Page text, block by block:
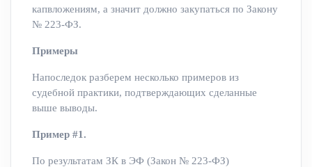
капвложениям, а значит должно закупаться по Закону
№ 223-ФЗ.
Примеры
Напоследок разберем несколько примеров из
судебной практики, подтверждающих сделанные
выше выводы.
Пример #1.
По результатам ЗК в ЭФ (Закон № 223-ФЗ)